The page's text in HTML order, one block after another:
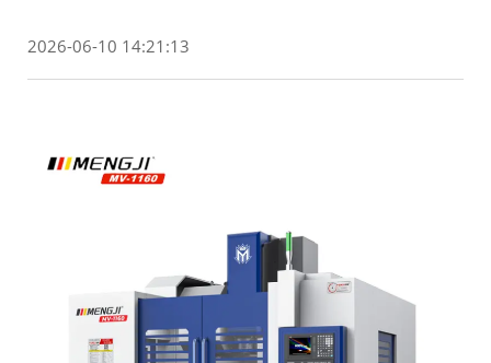
Laai af
Kontak Ons
2026-06-10 14:21:13